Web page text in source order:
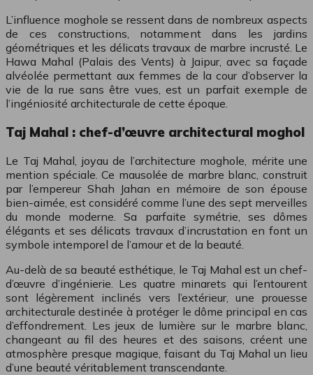
L’influence moghole se ressent dans de nombreux aspects
de ces constructions, notamment dans les jardins
géométriques et les délicats travaux de marbre incrusté. Le
Hawa Mahal (Palais des Vents) à Jaipur, avec sa façade
alvéolée permettant aux femmes de la cour d’observer la
vie de la rue sans être vues, est un parfait exemple de
l’ingéniosité architecturale de cette époque.
Taj Mahal : chef-d’œuvre architectural moghol
Le Taj Mahal, joyau de l’architecture moghole, mérite une
mention spéciale. Ce mausolée de marbre blanc, construit
par l’empereur Shah Jahan en mémoire de son épouse
bien-aimée, est considéré comme l’une des sept merveilles
du monde moderne. Sa parfaite symétrie, ses dômes
élégants et ses délicats travaux d’incrustation en font un
symbole intemporel de l’amour et de la beauté.
Au-delà de sa beauté esthétique, le Taj Mahal est un chef-
d’œuvre d’ingénierie. Les quatre minarets qui l’entourent
sont légèrement inclinés vers l’extérieur, une prouesse
architecturale destinée à protéger le dôme principal en cas
d’effondrement. Les jeux de lumière sur le marbre blanc,
changeant au fil des heures et des saisons, créent une
atmosphère presque magique, faisant du Taj Mahal un lieu
d’une beauté véritablement transcendante.